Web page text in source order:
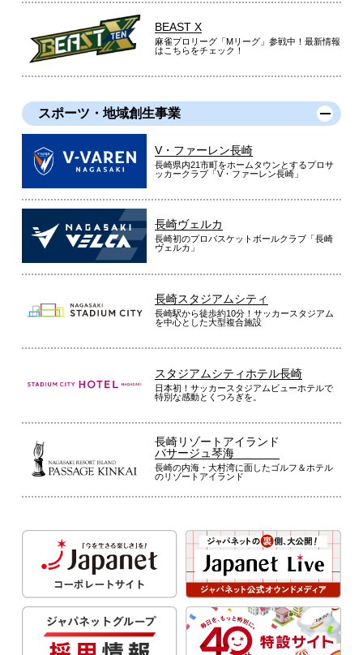
BEAST X
麻雀プロリーグ「Mリーグ」参戦中！最新情報
はこちらをチェック！
スポーツ・地域創生事業
V・ファーレン長崎
長崎県内21市町をホームタウンとするプロサ
ッカークラブ「V・ファーレン長崎」
長崎ヴェルカ
長崎初のプロバスケットボールクラブ「長崎
ヴェルカ」
長崎スタジアムシティ
長崎駅から徒歩約10分！サッカースタジアム
を中心とした大型複合施設
スタジアムシティホテル長崎
日本初！サッカースタジアムビューホテルで
特別な感動とくつろぎを。
長崎リゾートアイランド
パサージュ琴海
長崎の内海・大村湾に面したゴルフ＆ホテル
のリゾートアイランド